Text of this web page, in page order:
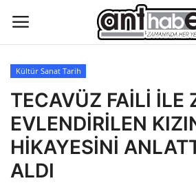
Künye
Eğitim
Aktüel Magazin
Kültür Sanat Tarih
TECAVÜZ FAİLİ İLE
EVLENDİRİLEN
HİKAYESİNİ
ALDI